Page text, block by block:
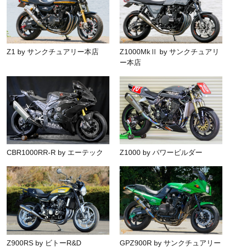
Z1 by サンクチュアリー本店
Z1000MkⅡ by サンクチュアリ
ー本店
CBR1000RR-R by エーテック Z1000 by パワービルダー
Z900RS by ビトーR&D
GPZ900R by サンクチュアリー